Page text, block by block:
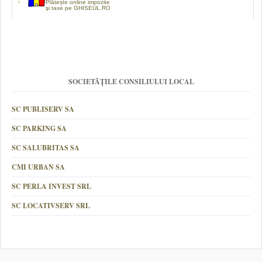
Plătește online impozite
şi taxe pe GHISEUL.RO
SOCIETĂȚILE CONSILIULUI LOCAL
SC PUBLISERV SA
SC PARKING SA
SC SALUBRITAS SA
CMI URBAN SA
SC PERLA INVEST SRL
SC LOCATIVSERV SRL